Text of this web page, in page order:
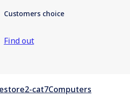
Customers choice
Find out
Computers